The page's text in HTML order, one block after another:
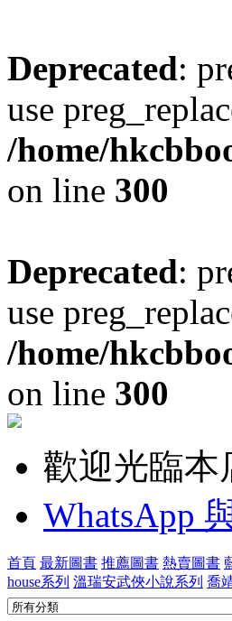
Deprecated:
use
/home/
on line 300
Deprecated:
use
/home/
on line 300
歡迎光臨
WhatsApp
首頁 最新圖書 推薦圖書 熱賣圖書
house系列 溫瑞安武俠小說系列 喬